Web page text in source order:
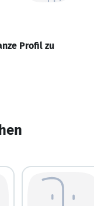
Profil zu